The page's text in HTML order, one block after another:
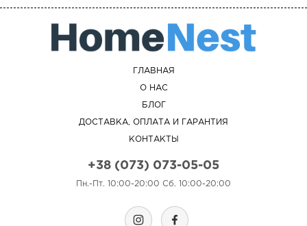
ГЛАВНАЯ
О НАС
БЛОГ
ДОСТАВКА, ОПЛАТА И ГАРАНТИЯ
КОНТАКТЫ
+38 (073) 073-05-05
Пн.-Пт. 10:00-20:00 Сб. 10:00-20:00